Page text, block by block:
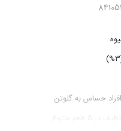
حساس به گلوتن
متنوع